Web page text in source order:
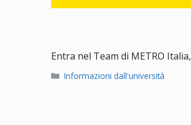
Entra nel Team di METRO Italia,
Categorie
Informazioni dall'università